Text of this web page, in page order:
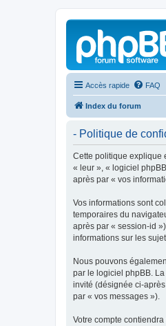
Accès rapide FAQ
Index du forum
- Politique de
Cette politique explique
« leur », « logiciel
après par « vos
Vos informations sont
temporaires du
après par « session-id
informations sur les
Nous pouvons
par le logiciel phpBB.
invité (désignée ci-
par « vos messages »).
Votre compte